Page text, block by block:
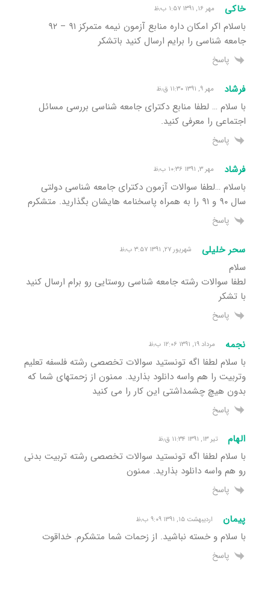
خاکی مهر ۱۶, ۱۳۹۱ ۱:۵۷ ب٫ظ
باسلام اکر امکان داره منابع آزمون نیمه متمرکز ۹۱ – ۹۲
جامعه شناسی را برایم ارسال کنید باتشکر
پاسخ
فرشاد مهر ۹, ۱۳۹۱ ۱۱:۳۰ ق٫ظ
با سلام … لطفا منابع دکترای جامعه شناسی بررسی مسائل
اجتماعی را معرفی کنید.
پاسخ
فرشاد مهر ۳, ۱۳۹۱ ۱۰:۳۶ ب٫ظ
باسلام …لطفا سوالات آزمون دکترای جامعه شناسی دولتی
سال ۹۰ و ۹۱ را به همراه پاسخنامه هایشان بگذارید. متشکرم
پاسخ
سحر خلیلی شهریور ۲۷, ۱۳۹۱ ۳:۵۷ ب٫ظ
سلام
لطفا سوالات رشته جامعه شناسی روستایی رو برام ارسال کنید
با تشکر
پاسخ
نجمه مرداد ۱۹, ۱۳۹۱ ۱۲:۰۶ ب٫ظ
با سلام لطفا اگه تونستید سوالات تخصصی رشته فلسفه تعلیم
وتربیت را هم واسه دانلود بذارید. ممنون از زحمتهای شما که
بدون هیچ چشمداشتی این کار را می کنید
پاسخ
الهام تیر ۱۳, ۱۳۹۱ ۱۱:۳۴ ق٫ظ
با سلام لطفا اگه تونستید سوالات تخصصی رشته تربیت بدنی
رو هم واسه دانلود بذارید. ممنون
پاسخ
پیمان اردیبهشت ۱۵, ۱۳۹۱ ۹:۰۹ ب٫ظ
با سلام و خسته نباشید. از زحمات شما متشکرم. خداقوت
پاسخ